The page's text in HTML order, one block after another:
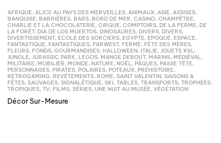
AFRIQUE, ALICE AU PAYS DES MERVEILLES, ANIMAUX, ASIE, ASSISES,
BANQUISE, BARRIÈRES, BARS, BORD DE MER, CASINO, CHAMPÊTRE,
CHARLIE ET LA CHOCOLATERIE, CIRQUE, COMPTOIRS, DE LA FERME, DE
LA FORÊT, DIA DE LOS MUERTOS, DINOSAURES, DIVERS, DIVERS,
DIVERTISSEMENT, ECOLE DES SORCIERS, EGYPTE, EPOQUE, ESPACE,
FANTASTIQUE, FANTASTIQUES, FARWEST, FERME, FÊTE DES MÈRES,
FLEURS, FONDS, GOURMANDISES, HALLOWEEN, ITALIE, JOUETS XXL,
JUNGLE, JURASSIC PARK, LEGOS, MANGE DEBOUT, MARINS, MÉDIÉVAL,
MILITAIRE, MOBILIER, MONDE, NATURE, NOËL, PÂQUES, PASSE TÊTE,
PERSONNAGES, PIRATES, POLAIRES, POTEAUX, PRÉHISTOIRE,
RETROGAMING, REVÊTEMENTS, ROME, SAINT VALENTIN, SAISONS &
FÊTES, SAUVAGES, SIGNALÉTIQUE, SKI, TABLES, TRANSPORTS, TROPHÉES,
TROPIQUES, TV, FILMS, SÉRIES, UNE NUIT AU MUSÉE, VÉGÉTATION
Décor Sur-Mesure